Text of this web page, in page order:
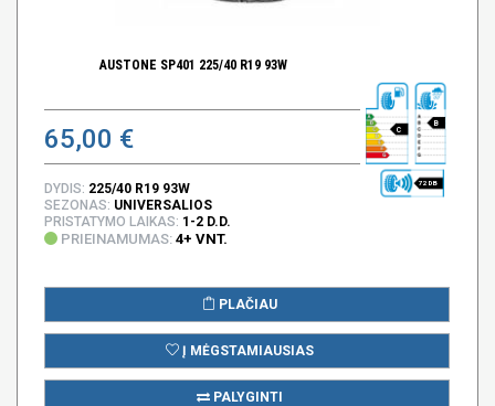
AUSTONE SP401 225/40 R19 93W
65,00 € C
B
72 DB
DYDIS: 225/40 R19 93W
SEZONAS: UNIVERSALIOS
PRISTATYMO LAIKAS: 1-2 D.D.
PRIEINAMUMAS: 4+ VNT.
PLAČIAU
Į MĖGSTAMIAUSIAS
PALYGINTI